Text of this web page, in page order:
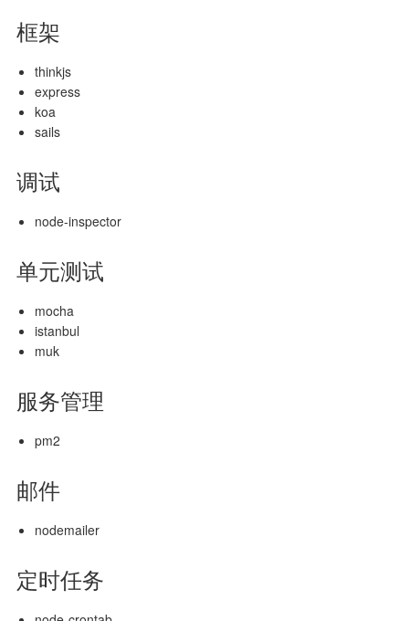
框架
thinkjs
express
koa
sails
调试
node-inspector
单元测试
mocha
istanbul
muk
服务管理
pm2
邮件
nodemailer
定时任务